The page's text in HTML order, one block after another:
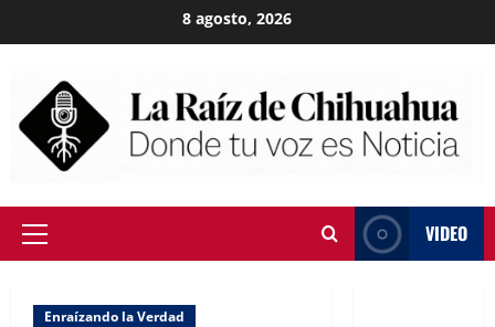
to
8 agosto, 2026
Primary
VIDEO
Enraízando la Verdad